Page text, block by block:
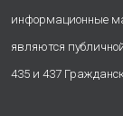
информационные
являются
435 и 437